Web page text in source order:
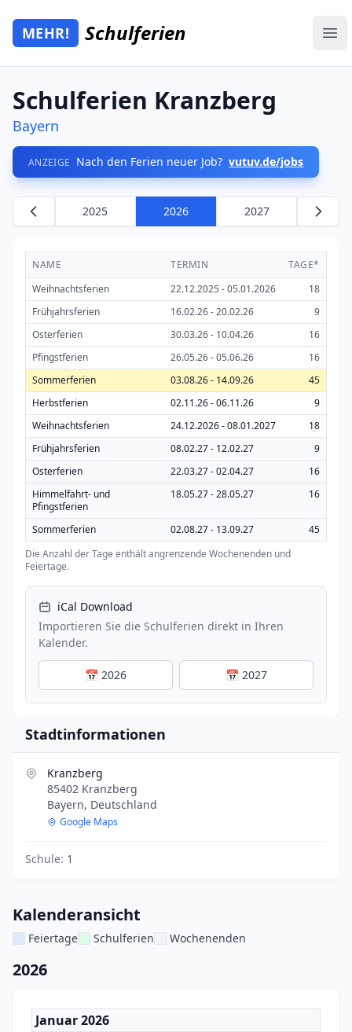
Zum Hauptinhalt springen
Mehr Schulferien
MEHR! Schulferien
Schulferien Kranzberg
Bayern
ANZEIGE Nach den Ferien neuer Job? vutuv.de/jobs
2025 2026 2027
NAME TERMIN
TAGE*
Weihnachtsferien
22.12.2025 - 05.01.2026
18
Frühjahrsferien
16.02.26 - 20.02.26
9
Osterferien
30.03.26 - 10.04.26
16
Pfingstferien
26.05.26 - 05.06.26
16
Sommerferien
03.08.26 - 14.09.26
45
Herbstferien
02.11.26 - 06.11.26
9
Weihnachtsferien
24.12.2026 - 08.01.2027
18
Frühjahrsferien
08.02.27 - 12.02.27
9
Osterferien
22.03.27 - 02.04.27
16
Himmelfahrt- und
Pfingstferien
18.05.27 - 28.05.27 16
Sommerferien 02.08.27 - 13.09.27
45
Die Anzahl der Tage enthält angrenzende Wochenenden und
Feiertage.
iCal Download
Importieren Sie die Schulferien direkt in Ihren
Kalender.
📅 2026 📅 2027
Stadtinformationen
Kranzberg
85402 Kranzberg
Bayern, Deutschland
Google Maps
Schule: 1
Kalenderansicht
Feiertage Schulferien Wochenenden
2026
Januar 2026